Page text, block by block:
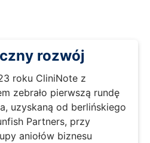
rozwój
roku CliniNote z
zebrało pierwszą rundę
uzyskaną od berlińskiego
Partners, przy
aniołów biznesu